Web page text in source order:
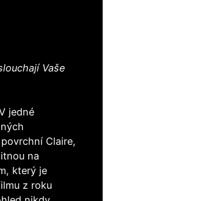
Vaše
jedné
Claire,
na
který je
z roku